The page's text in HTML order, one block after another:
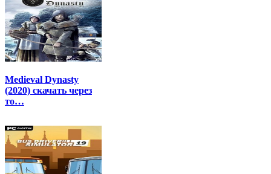
Medieval Dynasty
(2020) скачать через
то…